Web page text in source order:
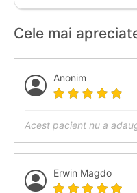
Cele mai
Anonim
Acest pacient nu a
Erwin Magdo